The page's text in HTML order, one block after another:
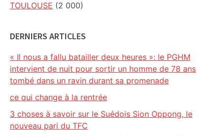
TOULOUSE (2 000)
DERNIERS ARTICLES
« Il nous a fallu batailler deux heures »: le PGHM
intervient de nuit pour sortir un homme de 78 ans
tombé dans un ravin durant sa promenade
ce qui change à la rentrée
3 choses à savoir sur le Suédois Sion Oppong, le
nouveau pari du TFC